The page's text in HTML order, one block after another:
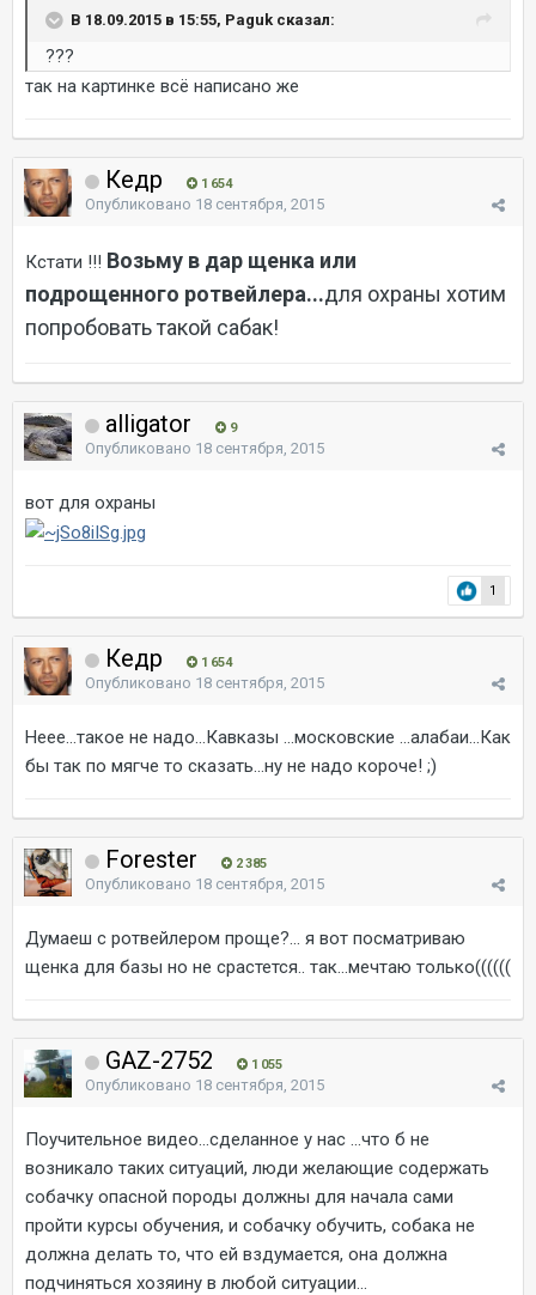
В 18.09.2015 в 15:55, Paguk сказал:
???
так на картинке всё написано же
Кедр 1 654
Опубликовано 18 сентября, 2015
Кстати !!! Возьму в дар щенка или
подрощенного ротвейлера...для охраны хотим
попробовать такой сабак!
alligator 9
Опубликовано 18 сентября, 2015
вот для охраны
1
Кедр 1 654
Опубликовано 18 сентября, 2015
Неее...такое не надо...Кавказы ...московские ...алабаи...Как
бы так по мягче то сказать...ну не надо короче! ;)
Forester 2 385
Опубликовано 18 сентября, 2015
Думаеш с ротвейлером проще?... я вот посматриваю
щенка для базы но не срастется.. так...мечтаю только((((((
GAZ-2752 1 055
Опубликовано 18 сентября, 2015
Поучительное видео...сделанное у нас ...что б не
возникало таких ситуаций, люди желающие содержать
собачку опасной породы должны для начала сами
пройти курсы обучения, и собачку обучить, собака не
должна делать то, что ей вздумается, она должна
подчиняться хозяину в любой ситуации...